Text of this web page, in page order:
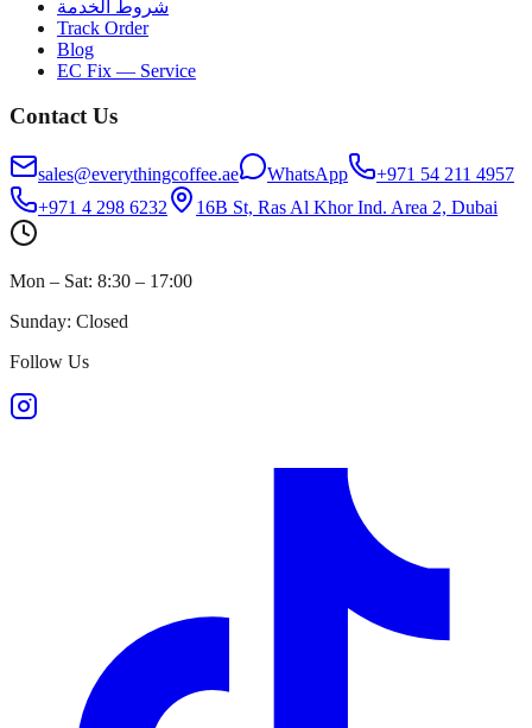
شروط الخدمة
Track Order
Blog
EC Fix — Service
Contact Us
sales@everythingcoffee.ae WhatsApp
+971 54 211 4957
+971 4 298 6232
16B St, Ras Al Khor Ind. Area 2, Dubai
Mon – Sat: 8:30 – 17:00
Sunday: Closed
Follow Us